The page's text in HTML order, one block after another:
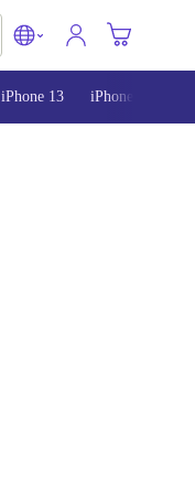
iPhone 13 iPhone 14